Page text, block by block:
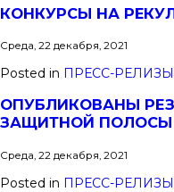
КОНКУРСЫ НА
Среда, 22 декабря, 2021
Posted in ПРЕСС-РЕЛИЗЫ
ОПУБЛИКОВАНЫ
ЗАЩИТНОЙ ПОЛОСЫ
Среда, 22 декабря, 2021
Posted in ПРЕСС-РЕЛИЗЫ